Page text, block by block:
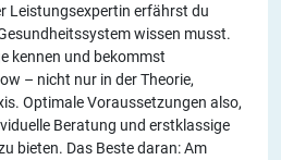
Leistungsexpertin erfährst du
wissen musst.
kennen und bekommst
– nicht nur in der Theorie,
Optimale Voraussetzungen also,
Beratung und erstklassige
bieten. Das Beste daran: Am